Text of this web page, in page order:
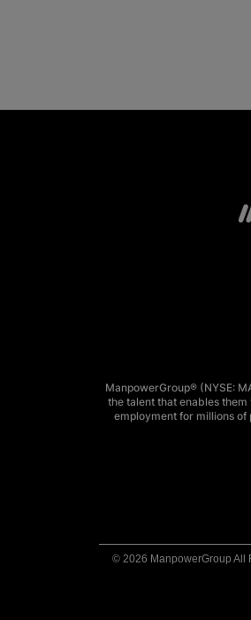
ManpowerGroup® (NYSE:
the talent that enables
employment for millions of
© 2026 ManpowerGroup All